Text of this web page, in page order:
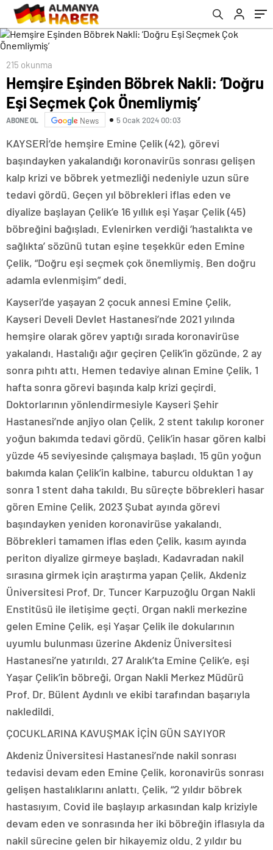
215 okunma
Hemşire Eşinden Böbrek Nakli: ‘Doğru
Eşi Seçmek Çok Önemliymiş’
ABONE OL News 5 Ocak 2024 00:03
KAYSERİ’de hemşire Emine Çelik (42), görevi
başındayken yakalandığı koronavirüs sonrası gelişen
kalp krizi ve böbrek yetmezliği nedeniyle uzun süre
tedavi gördü. Geçen yıl böbrekleri iflas eden ve
diyalize başlayan Çelik’e 16 yıllık eşi Yaşar Çelik (45)
böbreğini bağışladı. Evlenirken verdiği ‘hastalıkta ve
sağlıkta’ sözünü tutan eşine teşekkür eden Emine
Çelik, “Doğru eşi seçmek çok önemliymiş. Ben doğru
adamla evlenmişim” dedi.
Kayseri’de yaşayan 2 çocuk annesi Emine Çelik,
Kayseri Develi Devlet Hastanesi’nde 2021 yılında
hemşire olarak görev yaptığı sırada koronavirüse
yakalandı. Hastalığı ağır geçiren Çelik’in gözünde, 2 ay
sonra pıhtı attı. Hemen tedaviye alınan Emine Çelik, 1
hafta sonra görevi başında kalp krizi geçirdi.
Doktorlarının yönlendirmesiyle Kayseri Şehir
Hastanesi’nde anjiyo olan Çelik, 2 stent takılıp koroner
yoğun bakımda tedavi gördü. Çelik’in hasar gören kalbi
yüzde 45 seviyesinde çalışmaya başladı. 15 gün yoğun
bakımda kalan Çelik’in kalbine, taburcu olduktan 1 ay
sonra 1 stent daha takıldı. Bu süreçte böbrekleri hasar
gören Emine Çelik, 2023 Şubat ayında görevi
başındayken yeniden koronavirüse yakalandı.
Böbrekleri tamamen iflas eden Çelik, kasım ayında
periton diyalize girmeye başladı. Kadavradan nakil
sırasına girmek için araştırma yapan Çelik, Akdeniz
Üniversitesi Prof. Dr. Tuncer Karpuzoğlu Organ Nakli
Enstitüsü ile iletişime geçti. Organ nakli merkezine
gelen Emine Çelik, eşi Yaşar Çelik ile dokularının
uyumlu bulunması üzerine Akdeniz Üniversitesi
Hastanesi’ne yatırıldı. 27 Aralık’ta Emine Çelik’e, eşi
Yaşar Çelik’in böbreği, Organ Nakli Merkez Müdürü
Prof. Dr. Bülent Aydınlı ve ekibi tarafından başarıyla
nakledildi.
ÇOCUKLARINA KAVUŞMAK İÇİN GÜN SAYIYOR
Akdeniz Üniversitesi Hastanesi’nde nakil sonrası
tedavisi devam eden Emine Çelik, koronavirüs sonrası
gelişen hastalıklarını anlattı. Çelik, “2 yıldır böbrek
hastasıyım. Covid ile başlayıp arkasından kalp kriziyle
devam eden ve sonrasında her iki böbreğin iflasıyla da
nakil sürecine gelen bir hikayemiz oldu. 2 yıldır bu